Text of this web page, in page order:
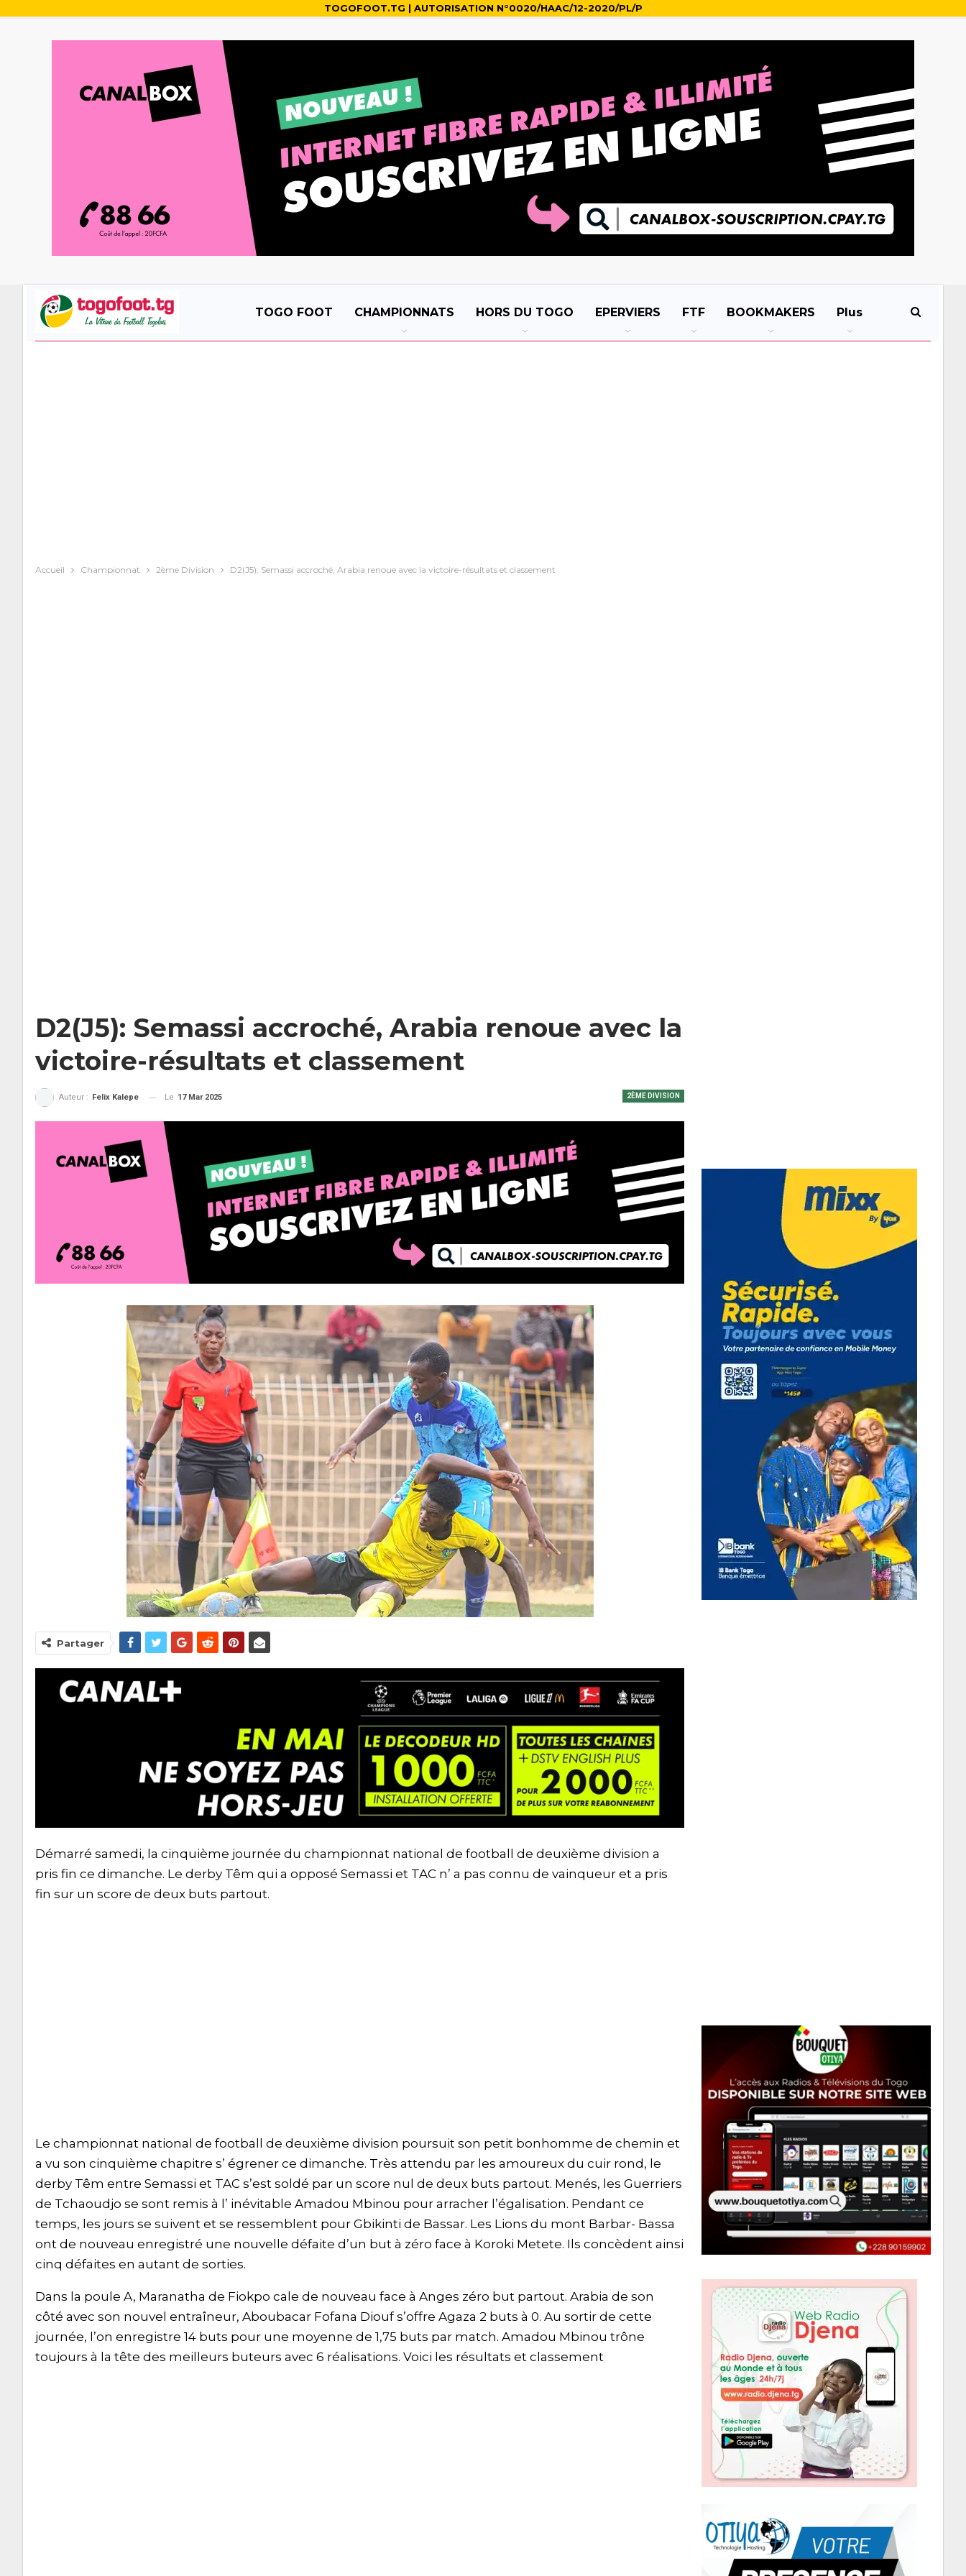
TOGOFOOT.TG | AUTORISATION N°0020/HAAC/12-2020/PL/P
TOGO FOOT CHAMPIONNATS HORS DU TOGO EPERVIERS FTF BOOKMAKERS Plus
Accueil Championnat 2ème Division D2(J5): Semassi accroché, Arabia renoue avec la victoire-résultats et classement
D2(J5): Semassi accroché, Arabia renoue avec la
victoire-résultats et classement
2ÈME DIVISION
Auteur : Felix Kalepe Le 17 Mar 2025
Partager
Démarré samedi, la cinquième journée du championnat national de football de deuxième division a
pris fin ce dimanche. Le derby Têm qui a opposé Semassi et TAC n’ a pas connu de vainqueur et a pris
fin sur un score de deux buts partout.
Le championnat national de football de deuxième division poursuit son petit bonhomme de chemin et
a vu son cinquième chapitre s’ égrener ce dimanche. Très attendu par les amoureux du cuir rond, le
derby Têm entre Semassi et TAC s’est soldé par un score nul de deux buts partout. Menés, les Guerriers
de Tchaoudjo se sont remis à l’ inévitable Amadou Mbinou pour arracher l’égalisation. Pendant ce
temps, les jours se suivent et se ressemblent pour Gbikinti de Bassar. Les Lions du mont Barbar- Bassa
ont de nouveau enregistré une nouvelle défaite d’un but à zéro face à Koroki Metete. Ils concèdent ainsi
cinq défaites en autant de sorties.
Dans la poule A, Maranatha de Fiokpo cale de nouveau face à Anges zéro but partout. Arabia de son
côté avec son nouvel entraîneur, Aboubacar Fofana Diouf s’offre Agaza 2 buts à 0. Au sortir de cette
journée, l’on enregistre 14 buts pour une moyenne de 1,75 buts par match. Amadou Mbinou trône
toujours à la tête des meilleurs buteurs avec 6 réalisations. Voici les résultats et classement